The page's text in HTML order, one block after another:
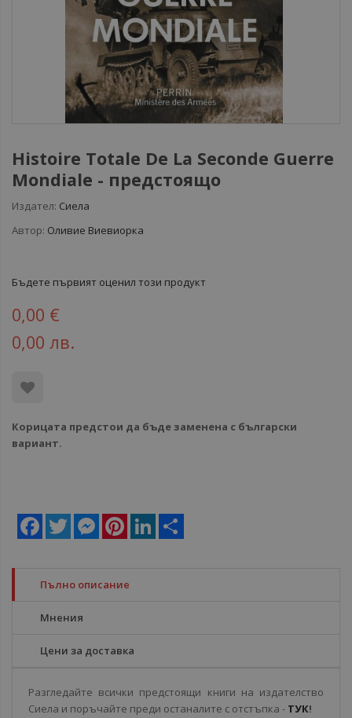
Histoire Totale De La Seconde Guerre
Mondiale - предстоящо
Издател: Сиела
Автор: Оливие Виевиорка
Бъдете първият оценил този продукт
0,00 €
0,00 лв.
Корицата предстои да бъде заменена с български
вариант.
Facebook
Twitter MessengerPinterestLinkedIn
Пълно описание
Мнения
Цени за доставка
Разгледайте всички предстоящи книги на издателство
Сиела и поръчайте преди останалите с отстъпка - ТУК!